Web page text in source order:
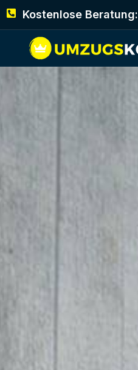
Kostenlose Beratung: